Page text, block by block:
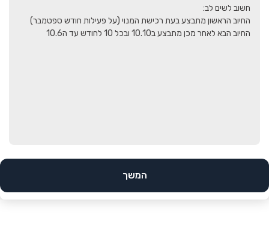
החיוב הבא לאחר מכן מתבצע ב10.10 ובכל 10 לחודש עד ה10.6
המשך